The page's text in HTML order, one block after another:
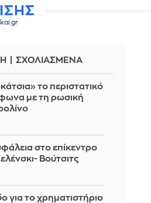
ΣΧΟΛΙΑΣΜΕΝΑ
το περιστατικό
με τη ρωσική
στο επίκεντρο
Βούτσιτς
για το χρηματιστήριο